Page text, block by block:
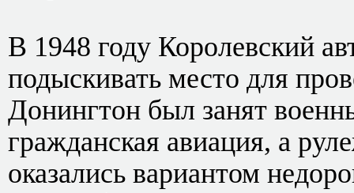
В 1948 году Королевский
подыскивать место для
Донингтон был занят
гражданская авиация, а
оказались вариантом